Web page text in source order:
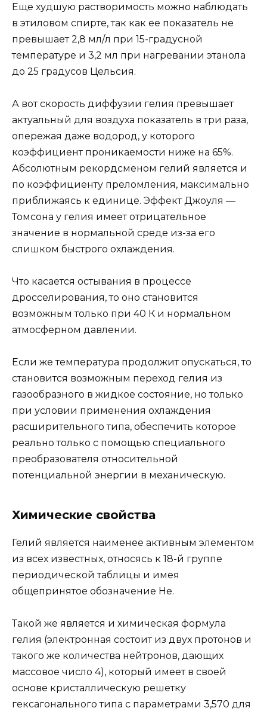
Еще худшую растворимость можно наблюдать
в этиловом спирте, так как ее показатель не
превышает 2,8 мл/л при 15-градусной
температуре и 3,2 мл при нагревании этанола
до 25 градусов Цельсия.
А вот скорость диффузии гелия превышает
актуальный для воздуха показатель в три раза,
опережая даже водород, у которого
коэффициент проникаемости ниже на 65%.
Абсолютным рекордсменом гелий является и
по коэффициенту преломления, максимально
приближаясь к единице. Эффект Джоуля —
Томсона у гелия имеет отрицательное
значение в нормальной среде из-за его
слишком быстрого охлаждения.
Что касается остывания в процессе
дросселирования, то оно становится
возможным только при 40 К и нормальном
атмосферном давлении.
Если же температура продолжит опускаться, то
становится возможным переход гелия из
газообразного в жидкое состояние, но только
при условии применения охлаждения
расширительного типа, обеспечить которое
реально только с помощью специального
преобразователя относительной
потенциальной энергии в механическую.
Химические свойства
Гелий является наименее активным элементом
из всех известных, относясь к 18-й группе
периодической таблицы и имея
общепринятое обозначение He.
Такой же является и химическая формула
гелия (электронная состоит из двух протонов и
такого же количества нейтронов, дающих
массовое число 4), который имеет в своей
основе кристаллическую решетку
гексагонального типа с параметрами 3,570 для